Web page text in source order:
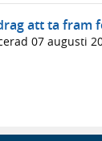
att ta fram
07 augusti